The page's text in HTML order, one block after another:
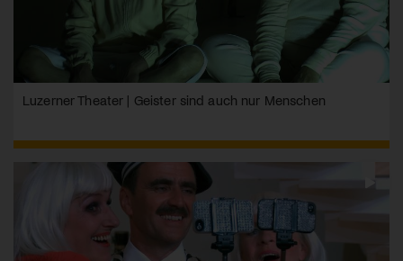
Luzerner Theater | Geister sind auch nur Menschen